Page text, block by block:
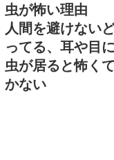
虫が怖い理由
人間を避けない
ってる、耳や目
虫が居ると怖く
かない